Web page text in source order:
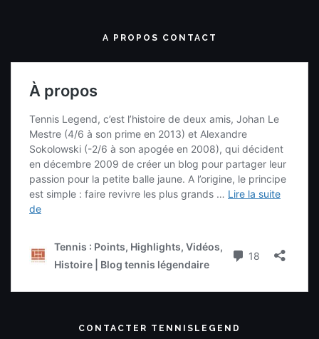
A PROPOS CONTACT
CONTACTER TENNISLEGEND